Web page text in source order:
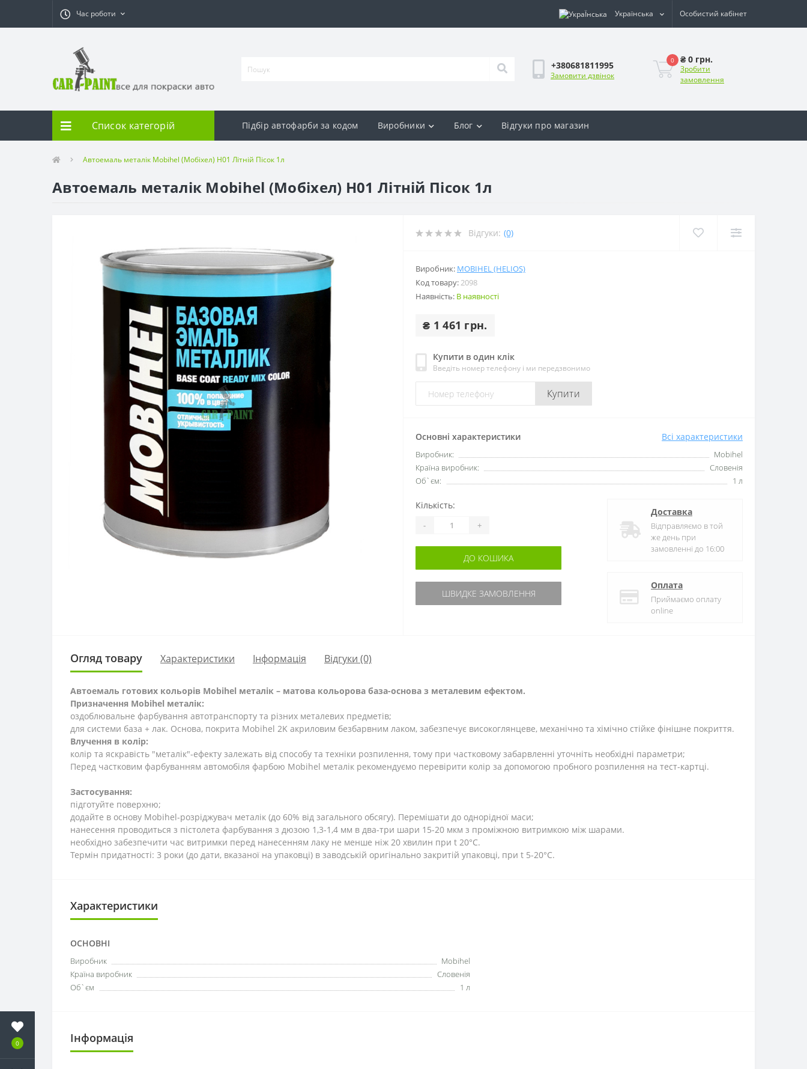
0
Час роботи Українська Особистий кабінет
+380681811995
Замовити дзвінок
0 ₴ 0 грн.
Зробити
замовлення
Список категорій Підбір автофарби за кодом Виробники Блог Відгуки про магазин
Автоемаль металік Mobihel (Мобіхел) H01 Літній Пісок 1л
Автоемаль металік Mobihel (Мобіхел) H01 Літній Пісок 1л
Відгуки: (0)
Виробник: MOBIHEL (HELIOS)
Код товару:2098
Наявність: В наявності
₴ 1 461 грн.
Купити в один клік
Введіть номер телефону і ми передзвонимо
Купити
Основні характеристики Всі характеристики
Виробник:
Mobihel
Країна виробник:
Словенія
Об`єм:
1 л
Кількість:
- +
ДО КОШИКА
ШВИДКЕ ЗАМОВЛЕННЯ
Доставка
Відправляємо в той
же день при
замовленні до 16:00
Оплата
Приймаємо оплату
online
Огляд товару Характеристики Інформація Відгуки (0)
Автоемаль готових кольорів Mobihel металік – матова кольорова база-основа з металевим ефектом.
Призначення Mobihel металік:
оздоблювальне фарбування автотранспорту та різних металевих предметів;
для системи база + лак. Основа, покрита Mobihel 2K акриловим безбарвним лаком, забезпечує високоглянцеве, механічно та хімічно стійке фінішне покриття.
Влучення в колір:
колір та яскравість "металік"-ефекту залежать від способу та техніки розпилення, тому при частковому забарвленні уточніть необхідні параметри;
Перед частковим фарбуванням автомобіля фарбою Mobihel металік рекомендуємо перевірити колір за допомогою пробного розпилення на тест-картці.
Застосування:
підготуйте поверхню;
додайте в основу Mobihel-розріджувач металік (до 60% від загального обсягу). Перемішати до однорідної маси;
нанесення проводиться з пістолета фарбування з дюзою 1,3-1,4 мм в два-три шари 15-20 мкм з проміжною витримкою між шарами.
необхідно забезпечити час витримки перед нанесенням лаку не менше ніж 20 хвилин при t 20°С.
Термін придатності: 3 роки (до дати, вказаної на упаковці) в заводській оригінально закритій упаковці, при t 5-20°С.
Характеристики
ОСНОВНІ
Виробник
Mobihel
Країна виробник
Словенія
Об`єм
1 л
Інформація